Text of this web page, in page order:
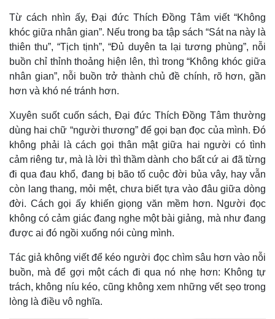
Từ cách nhìn ấy, Đại đức Thích Đồng Tâm viết “Không
khóc giữa nhân gian”. Nếu trong ba tập sách “Sát na này là
thiên thu”, “Tịch tịnh”, “Đủ duyên ta lại tương phùng”, nỗi
buồn chỉ thỉnh thoảng hiện lên, thì trong “Không khóc giữa
nhân gian”, nỗi buồn trở thành chủ đề chính, rõ hơn, gần
hơn và khó né tránh hơn.
Xuyên suốt cuốn sách, Đại đức Thích Đồng Tâm thường
dùng hai chữ “người thương” để gọi bạn đọc của mình. Đó
không phải là cách gọi thân mật giữa hai người có tình
cảm riêng tư, mà là lời thì thầm dành cho bất cứ ai đã từng
đi qua đau khổ, đang bị bão tố cuộc đời bủa vây, hay vẫn
còn lang thang, mỏi mệt, chưa biết tựa vào đâu giữa dòng
đời. Cách gọi ấy khiến giọng văn mềm hơn. Người đọc
không có cảm giác đang nghe một bài giảng, mà như đang
được ai đó ngồi xuống nói cùng mình.
Tác giả không viết để kéo người đọc chìm sâu hơn vào nỗi
buồn, mà để gợi một cách đi qua nó nhẹ hơn: Không tự
trách, không níu kéo, cũng không xem những vết sẹo trong
lòng là điều vô nghĩa.